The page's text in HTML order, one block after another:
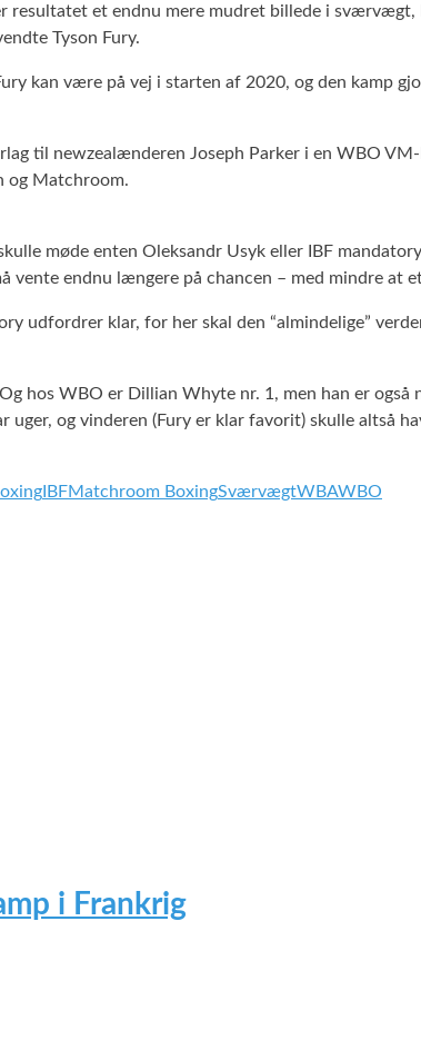
resultatet et endnu mere mudret billede i
Tyson Fury.
kan være på vej i starten af 2020, og den kamp
til newzealænderen Joseph Parker i en WBO
og Matchroom.
møde enten Oleksandr Usyk eller IBF
endnu længere på chancen – med mindre at
udfordrer klar, for her skal den “almindelige”
hos WBO er Dillian Whyte nr. 1, men han er
uger, og vinderen (Fury er klar favorit) skulle altså
IBFMatchroom BoxingSværvægtWBAWBO
i Frankrig